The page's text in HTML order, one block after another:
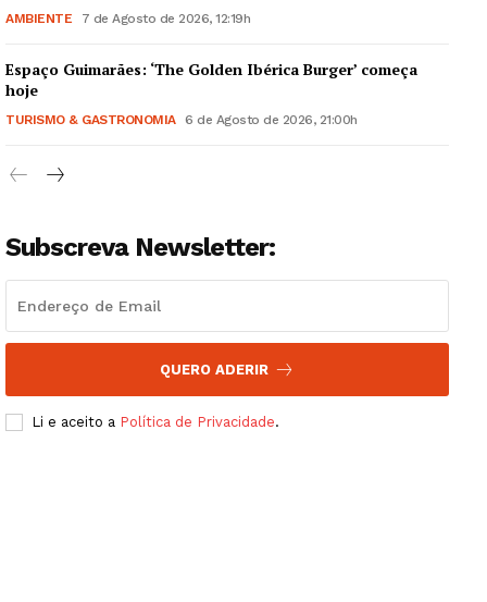
AMBIENTE 7 de Agosto de 2026, 12:19h
Espaço Guimarães: ‘The Golden Ibérica Burger’ começa
hoje
TURISMO & GASTRONOMIA 6 de Agosto de 2026, 21:00h
Subscreva Newsletter:
QUERO ADERIR
Li e aceito a Política de Privacidade.